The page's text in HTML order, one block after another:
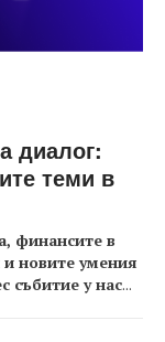
диалог:
теми в
финансите в
новите умения
събитие у нас...